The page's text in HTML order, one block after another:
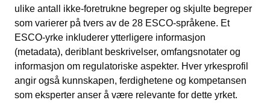
ulike antall ikke-foretrukne begreper og skjulte begreper
som varierer på tvers av de 28 ESCO-språkene. Et
ESCO-yrke inkluderer ytterligere informasjon
(metadata), deriblant beskrivelser, omfangsnotater og
informasjon om regulatoriske aspekter. Hver yrkesprofil
angir også kunnskapen, ferdighetene og kompetansen
som eksperter anser å være relevante for dette yrket.